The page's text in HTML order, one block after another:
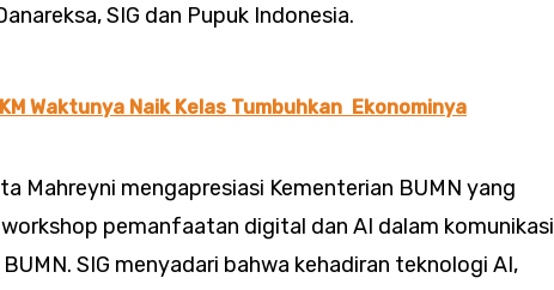
SIG dan Pupuk Indonesia.
Waktunya Naik Kelas Tumbuhkan Ekonominya
Mahreyni mengapresiasi Kementerian BUMN yang
pemanfaatan digital dan AI dalam komunikasi
SIG menyadari bahwa kehadiran teknologi AI,